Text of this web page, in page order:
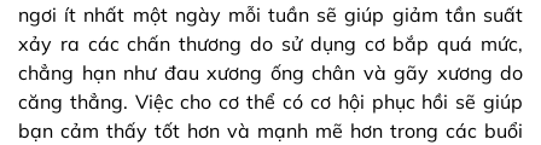
ngơi ít nhất một ngày mỗi tuần sẽ giúp giảm tần suất
xảy ra các chấn thương do sử dụng cơ bắp quá mức,
chẳng hạn như đau xương ống chân và gãy xương do
căng thẳng. Việc cho cơ thể có cơ hội phục hồi sẽ giúp
bạn cảm thấy tốt hơn và mạnh mẽ hơn trong các buổi